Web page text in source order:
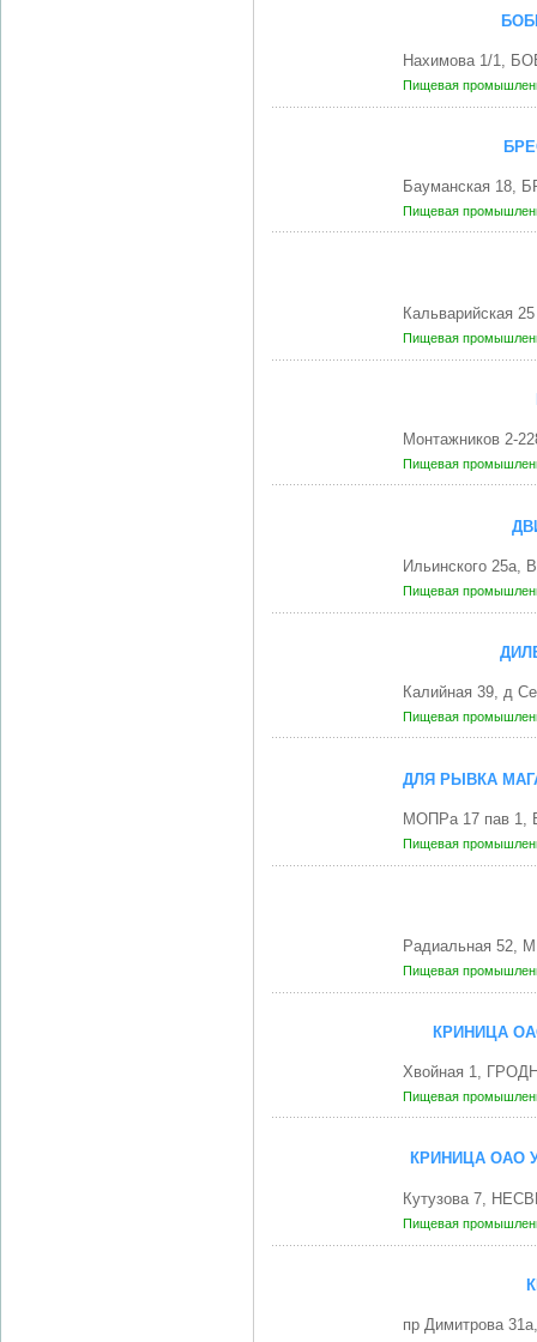
Нахимова 1/1,
Пищевая
Бауманская 18,
Пищевая
Кальварийская
Пищевая
Монтажников 2-
Пищевая
Ильинского 25а,
Пищевая
Калийная 39, д
Пищевая
ДЛЯ РЫВКА
МОПРа 17 пав 1,
Пищевая
Радиальная 52,
Пищевая
КРИНИЦА
Хвойная 1,
Пищевая
КРИНИЦА ОАО
Кутузова 7,
Пищевая
пр Димитрова